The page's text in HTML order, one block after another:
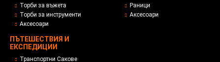
Торби за въжета
Торби за инструменти
Аксесоари
ПЪТЕШЕСТВИЯ И
ЕКСПЕДИЦИИ
Транспортни Сакове
Раници
Аксесоари